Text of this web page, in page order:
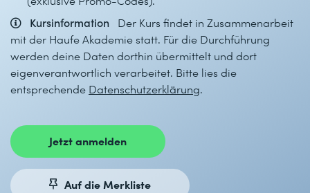
Kursinformation
Der Kurs findet in Zusammenarbeit
mit der Haufe Akademie statt. Für die Durchführung
werden deine Daten dorthin übermittelt und dort
eigenverantwortlich verarbeitet. Bitte lies die
entsprechende Datenschutzerklärung.
Jetzt anmelden
Auf die Merkliste